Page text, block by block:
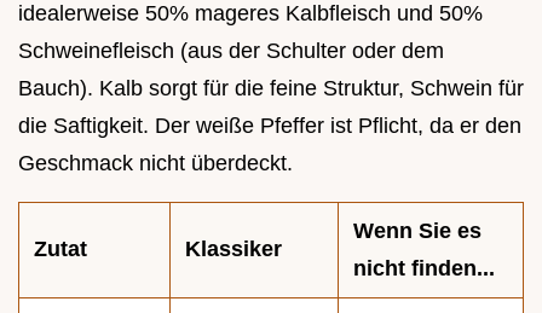
idealerweise 50% mageres Kalbfleisch und 50%
Schweinefleisch (aus der Schulter oder dem
Bauch). Kalb sorgt für die feine Struktur, Schwein für
die Saftigkeit. Der weiße Pfeffer ist Pflicht, da er den
Geschmack nicht überdeckt.
Zutat Klassiker
Wenn Sie es
nicht finden...